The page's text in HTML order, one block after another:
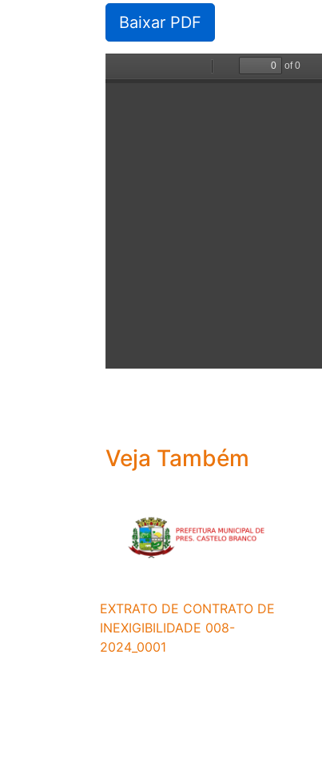
Baixar PDF
Veja Também
EXTRATO DE CONTRATO DE
INEXIGIBILIDADE 008-
2024_0001